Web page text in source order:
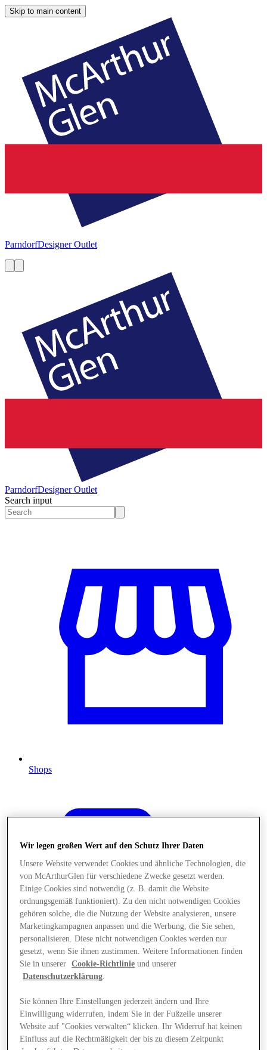
Skip to main content
ParndorfDesigner Outlet
ParndorfDesigner Outlet
Search input
Shops
Angebote
Wir legen großen Wert auf den Schutz Ihrer Daten
Unsere Website verwendet Cookies und ähnliche Technologien, die
von McArthurGlen für verschiedene Zwecke gesetzt werden.
Einige Cookies sind notwendig (z. B. damit die Website
ordnungsgemäß funktioniert). Zu den nicht notwendigen Cookies
gehören solche, die die Nutzung der Website analysieren, unsere
Marketingkampagnen anpassen und die Werbung, die Sie sehen,
personalisieren. Diese nicht notwendigen Cookies werden nur
gesetzt, wenn Sie ihnen zustimmen. Weitere Informationen finden
Sie in unserer
Cookie-Richtlinie und unserer
Datenschutzerklärung.
Sie können Ihre Einstellungen jederzeit ändern und Ihre
Einwilligung widerrufen, indem Sie in der Fußzeile unserer
Website auf "Cookies verwalten“ klicken. Ihr Widerruf hat keinen
Einfluss auf die Rechtmäßigkeit der bis zu diesem Zeitpunkt